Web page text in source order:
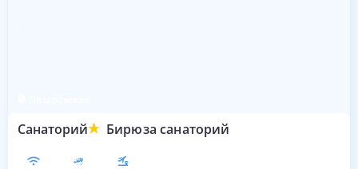
Санаторий Бирюза санаторий